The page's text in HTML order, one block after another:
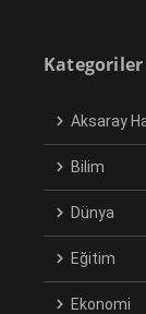
Kategoriler
Aksaray
Bilim
Dünya
Eğitim
Ekonomi